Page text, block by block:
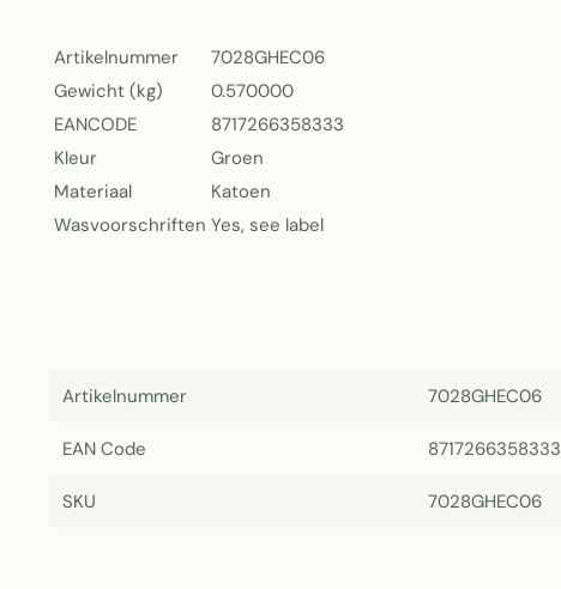
Artikelnummer
7028GHEC06
Gewicht (kg)
0.570000
EANCODE
8717266358333
Kleur
Groen
Materiaal
Katoen
Wasvoorschriften Yes, see label
Artikelnummer 7028GHEC06
EAN Code 8717266358333
SKU 7028GHEC06